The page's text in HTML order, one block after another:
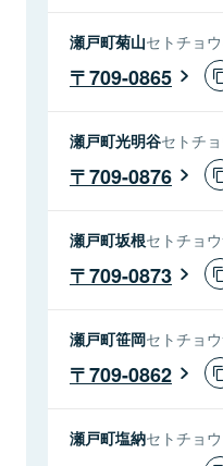
瀬戸町菊山セトチョ
709-0865
瀬戸町光明谷セトチ
709-0876
瀬戸町坂根セトチョ
709-0873
瀬戸町笹岡セトチョ
709-0862
瀬戸町塩納セトチョ